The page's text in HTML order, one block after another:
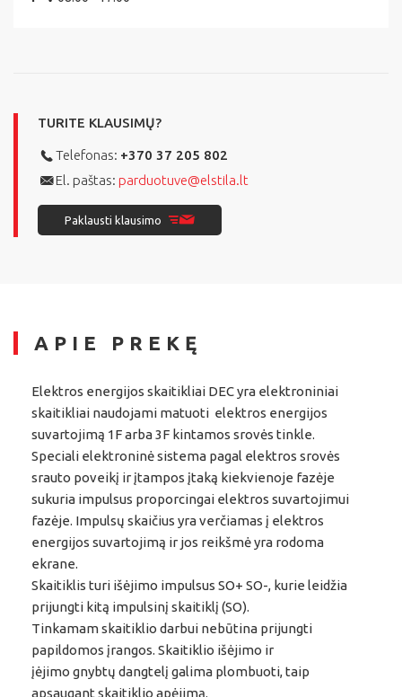
TURITE KLAUSIMŲ?
Telefonas: +370 37 205 802
El. paštas: parduotuve@elstila.lt
Paklausti klausimo
APIE PREKĘ
Elektros energijos skaitikliai DEC yra elektroniniai
skaitikliai naudojami matuoti elektros energijos
suvartojimą 1F arba 3F kintamos srovės tinkle.
Speciali elektroninė sistema pagal elektros srovės
srauto poveikį ir įtampos įtaką kiekvienoje fazėje
sukuria impulsus proporcingai elektros suvartojimui
fazėje. Impulsų skaičius yra verčiamas į elektros
energijos suvartojimą ir jos reikšmė yra rodoma
ekrane.
Skaitiklis turi išėjimo impulsus SO+ SO-, kurie leidžia
prijungti kitą impulsinį skaitiklį (SO).
Tinkamam skaitiklio darbui nebūtina prijungti
papildomos įrangos. Skaitiklio išėjimo ir
įėjimo gnybtų dangtelį galima plombuoti, taip
apsaugant skaitiklio apėjimą.